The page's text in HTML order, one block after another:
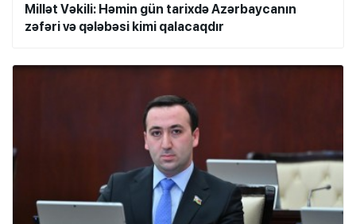
Millət Vəkili: Həmin gün tarixdə Azərbaycanın
zəfəri və qələbəsi kimi qalacaqdır